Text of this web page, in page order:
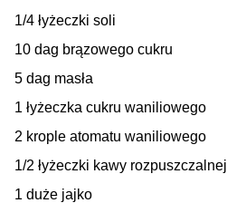
1/4 łyżeczki soli
10 dag brązowego cukru
5 dag masła
1 łyżeczka cukru waniliowego
2 krople atomatu waniliowego
1/2 łyżeczki kawy rozpuszczalnej
1 duże jajko